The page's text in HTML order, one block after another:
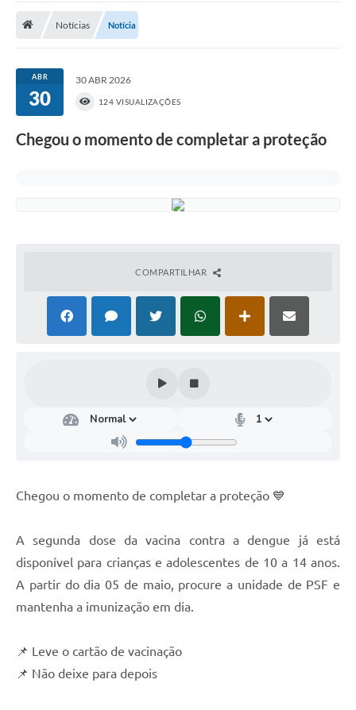
Notícias Notícia
ABR
30
30 ABR 2026
124 VISUALIZAÇÕES
Chegou o momento de completar a proteção
COMPARTILHAR
Chegou o momento de completar a proteção 💙
A segunda dose da vacina contra a dengue já está
disponível para crianças e adolescentes de 10 a 14 anos.
A partir do dia 05 de maio, procure a unidade de PSF e
mantenha a imunização em dia.
📌 Leve o cartão de vacinação
📌 Não deixe para depois